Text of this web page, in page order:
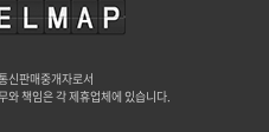
판매중개자로서
와 책임은 각 제휴업체에 있습니다.